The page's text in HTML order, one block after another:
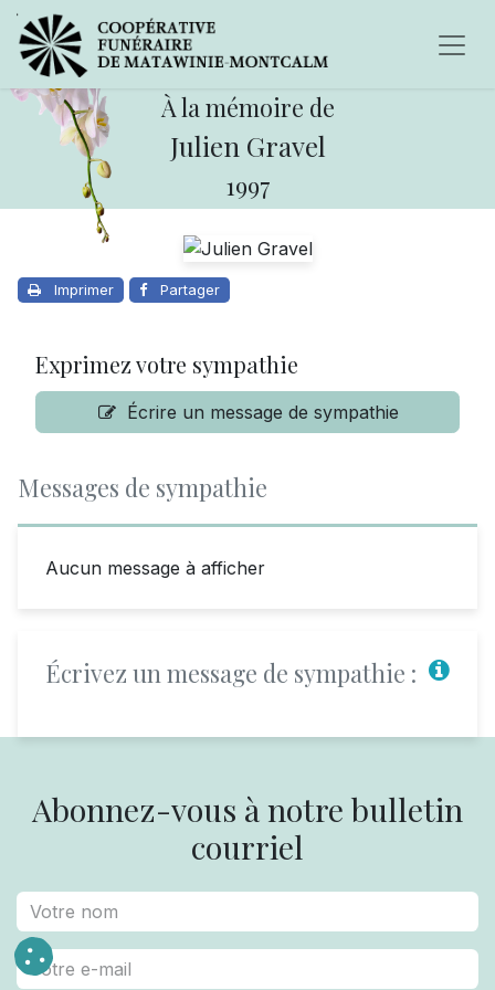
À la mémoire de
Julien Gravel
1997
Imprimer Partager
Exprimez votre sympathie
Écrire un message de sympathie
Messages de sympathie
Aucun message à afficher
Écrivez un message de sympathie :
Abonnez-vous à notre bulletin
courriel